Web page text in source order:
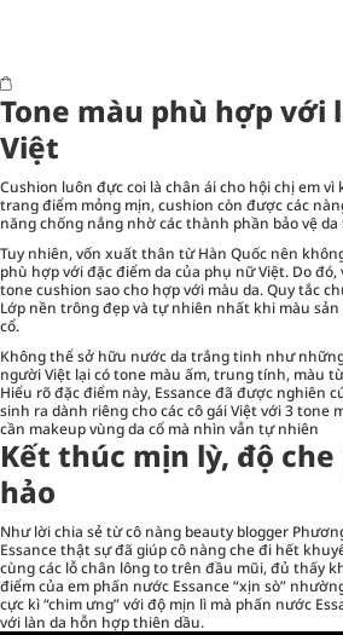
Tone màu phù hợp với
Việt
Cushion luôn đực coi là chân ái cho hội chị em
trang điểm mỏng mịn, cushion còn được các
năng chống nắng nhờ các thành phần bảo vệ
Tuy nhiên, vốn xuất thân từ Hàn Quốc nên
phù hợp với đặc điểm da của phụ nữ Việt. Do
tone cushion sao cho hợp với màu da. Quy tắc
Lớp nền trông đẹp và tự nhiên nhất khi màu
cổ.
Không thể sở hữu nước da trắng tinh như
người Việt lại có tone màu ấm, trung tính, màu
Hiểu rõ đặc điểm này, Essance đã được nghiên
sinh ra dành riêng cho các cô gái Việt với 3 tone
cần makeup vùng da cổ mà nhìn vẫn tự nhiên
Kết thúc mịn lỳ, độ
hảo
Như lời chia sẻ từ cô nàng beauty blogger
Essance thật sự đã giúp cô nàng che đi hết
cùng các lỗ chân lông to trên đầu mũi, đủ thấy
điểm của em phấn nước Essance “xịn sò”
cực kì “chim ưng” với độ mịn lì mà phấn nước
với làn da hỗn hợp thiên dầu.